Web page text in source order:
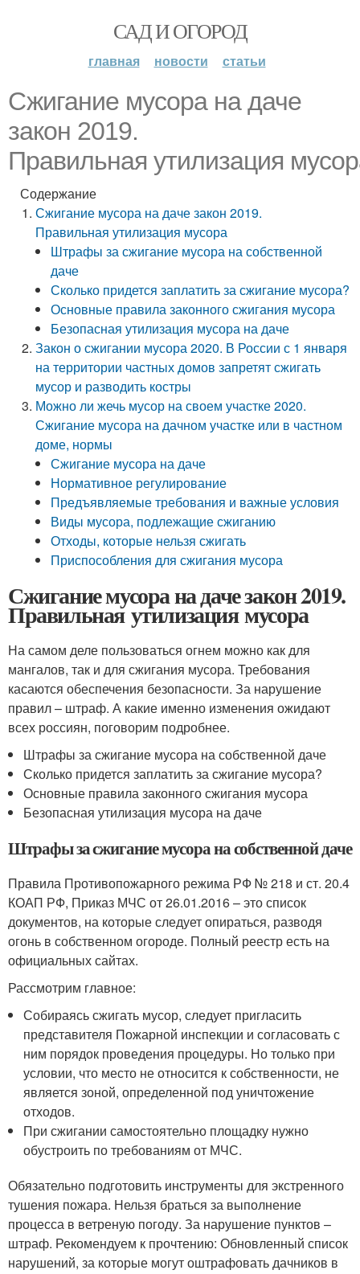
САД И ОГОРОД
главная новости статьи
Сжигание мусора на даче
закон 2019.
Правильная утилизация
Содержание
Сжигание мусора на даче закон 2019.
Правильная утилизация мусора
Штрафы за сжигание мусора на собственной
даче
Сколько придется заплатить за сжигание мусора?
Основные правила законного сжигания мусора
Безопасная утилизация мусора на даче
Закон о сжигании мусора 2020. В России с 1 января
на территории частных домов запретят сжигать
мусор и разводить костры
Можно ли жечь мусор на своем участке 2020.
Сжигание мусора на дачном участке или в частном
доме, нормы
Сжигание мусора на даче
Нормативное регулирование
Предъявляемые требования и важные условия
Виды мусора, подлежащие сжиганию
Отходы, которые нельзя сжигать
Приспособления для сжигания мусора
Сжигание мусора на даче закон 2019.
Правильная утилизация мусора
На самом деле пользоваться огнем можно как для
мангалов, так и для сжигания мусора. Требования
касаются обеспечения безопасности. За нарушение
правил – штраф. А какие именно изменения ожидают
всех россиян, поговорим подробнее.
Штрафы за сжигание мусора на собственной даче
Сколько придется заплатить за сжигание мусора?
Основные правила законного сжигания мусора
Безопасная утилизация мусора на даче
Штрафы за сжигание мусора на собственной даче
Правила Противопожарного режима РФ № 218 и ст. 20.4
КОАП РФ, Приказ МЧС от 26.01.2016 – это список
документов, на которые следует опираться, разводя
огонь в собственном огороде. Полный реестр есть на
официальных сайтах.
Рассмотрим главное:
Собираясь сжигать мусор, следует пригласить
представителя Пожарной инспекции и согласовать с
ним порядок проведения процедуры. Но только при
условии, что место не относится к собственности, не
является зоной, определенной под уничтожение
отходов.
При сжигании самостоятельно площадку нужно
обустроить по требованиям от МЧС.
Обязательно подготовить инструменты для экстренного
тушения пожара. Нельзя браться за выполнение
процесса в ветреную погоду. За нарушение пунктов –
штраф. Рекомендуем к прочтению: Обновленный список
нарушений, за которые могут оштрафовать дачников в